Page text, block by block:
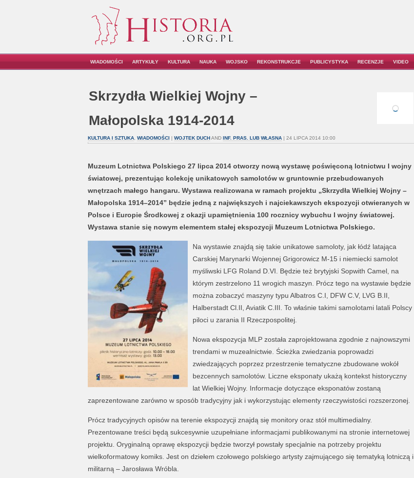
WIADOMOŚCI ARTYKUŁY KULTURA NAUKA WOJSKO REKONSTRUKCJE PUBLICYSTYKA RECENZJE VIDEO
Skrzydła Wielkiej Wojny –
Małopolska 1914-2014
KULTURA I SZTUKA, WIADOMOŚCI| WOJTEK DUCHAND INF. PRAS. LUB WŁASNA| 24 LIPCA 2014 10:00
Muzeum Lotnictwa Polskiego 27 lipca 2014 otworzy nową wystawę poświęconą lotnictwu I wojny
światowej, prezentując kolekcję unikatowych samolotów w gruntownie przebudowanych
wnętrzach małego hangaru. Wystawa realizowana w ramach projektu „Skrzydła Wielkiej Wojny –
Małopolska 1914–2014” będzie jedną z największych i najciekawszych ekspozycji otwieranych w
Polsce i Europie Środkowej z okazji upamiętnienia 100 rocznicy wybuchu I wojny światowej.
Wystawa stanie się nowym elementem stałej ekspozycji Muzeum Lotnictwa Polskiego.
Na wystawie znajdą się takie unikatowe samoloty, jak łódź latająca
Carskiej Marynarki Wojennej Grigorowicz M-15 i niemiecki samolot
myśliwski LFG Roland D.VI. Będzie też brytyjski Sopwith Camel, na
którym zestrzelono 11 wrogich maszyn. Prócz tego na wystawie będzie
można zobaczyć maszyny typu Albatros C.I, DFW C.V, LVG B.II,
Halberstadt Cl.II, Aviatik C.III. To właśnie takimi samolotami latali Polscy
piloci u zarania II Rzeczpospolitej.
Nowa ekspozycja MLP została zaprojektowana zgodnie z najnowszymi
trendami w muzealnictwie. Ścieżka zwiedzania poprowadzi
zwiedzających poprzez przestrzenie tematyczne zbudowane wokół
bezcennych samolotów. Liczne eksponaty ukażą kontekst historyczny
lat Wielkiej Wojny. Informacje dotyczące eksponatów zostaną
zaprezentowane zarówno w sposób tradycyjny jak i wykorzystując elementy rzeczywistości rozszerzonej.
Prócz tradycyjnych opisów na terenie ekspozycji znajdą się monitory oraz stół multimedialny.
Prezentowane treści będą sukcesywnie uzupełniane informacjami publikowanymi na stronie internetowej
projektu. Oryginalną oprawę ekspozycji będzie tworzył powstały specjalnie na potrzeby projektu
wielkoformatowy komiks. Jest on dziełem czołowego polskiego artysty zajmującego się tematyką lotniczą i
militarną – Jarosława Wróbla.